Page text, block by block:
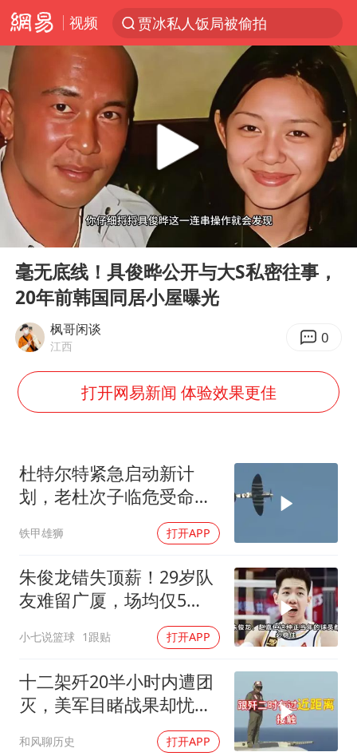
视频
贾冰私人饭局被偷拍
台风“白海豚”登陆 各地各部门全力应对
路虎卫士110 HSE限时降价
我国发现稀散金属独立新矿物——乌斯河锗矿
上海鼓励居家办公
多地银行上调存款利率
朱一龙的鼻子怎么了
5万元以下微型代步车集体遇冷
大疆错失宇树
费大厨口号更改 不再宣传小炒肉大王
上海地铁4条线路全线停运
4.2平卫生间补漏注胶花1.55万
“还不如不放假”
梅婷12岁女儿百花奖发言
从科技创新看开局起步的时与势
Play
03:41
毫无底线！具俊晔公开与大S私密往事，
20年前韩国同居小屋曝光
枫哥闲谈
江西 0
打开网易新闻 体验效果更佳
杜特尔特紧急启动新计
划，老杜次子临危受命，
对总统大位势在必得
铁甲雄狮 打开APP
朱俊龙错失顶薪！29岁队
友难留广厦，场均仅5
分，比胡金秋更该卖
小七说篮球 1跟贴 打开APP
十二架歼20半小时内遭团
灭，美军目睹战果却忧心
和风聊历史 打开APP